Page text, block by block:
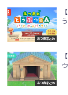
あつ森まとめ
あつ森まとめ